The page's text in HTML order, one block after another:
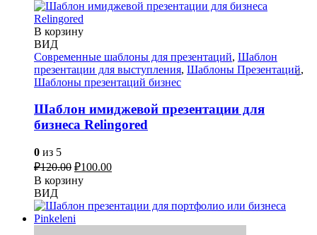
В корзину
ВИД
Современные шаблоны для презентаций, Шаблон
презентации для выступления, Шаблоны Презентаций,
Шаблоны презентаций бизнес
Шаблон имиджевой презентации для
бизнеса Relingored
0 из 5
₽120.00 Первоначальная
цена
составляла
₽120.00.
₽100.00Текущая
В корзину
ВИД